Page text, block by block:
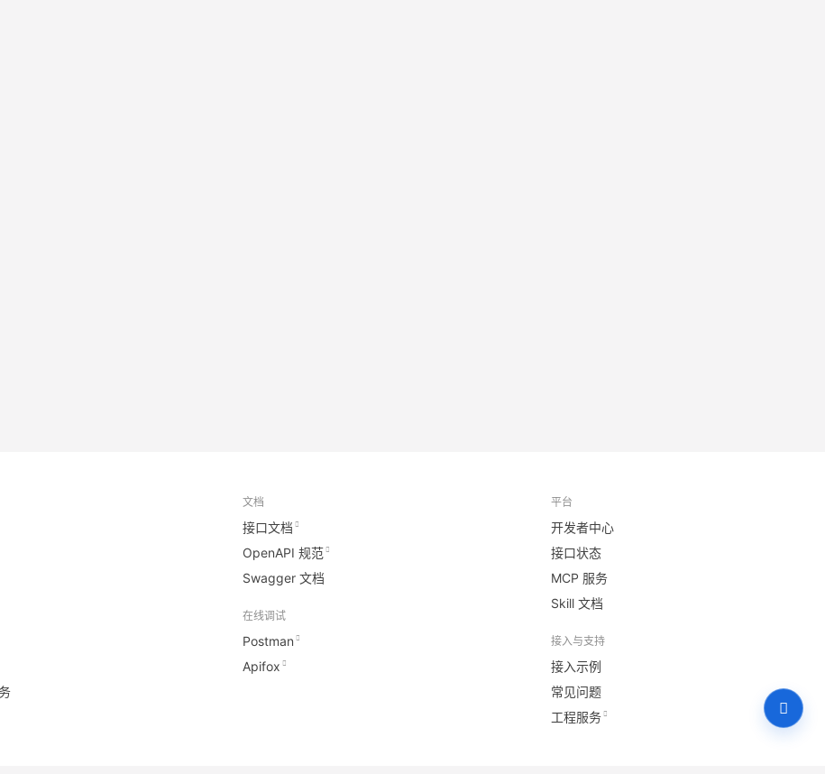
文档
接口文档
OpenAPI 规范
Swagger 文档
在线调试
Postman
Apifox
平台
开发者中心
接口状态
MCP 服务
Skill 文档
接入与支持
接入示例
常见问题
工程服务